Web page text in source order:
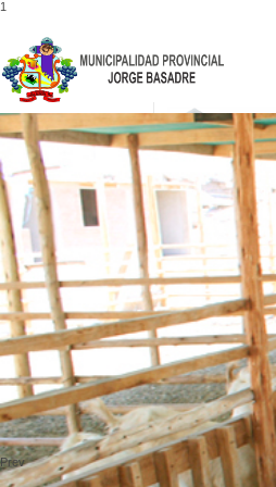
1
052-475001
Prev